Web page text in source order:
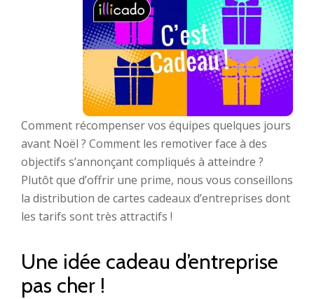
Comment récompenser vos équipes quelques jours
avant Noël ? Comment les remotiver face à des
objectifs s’annonçant compliqués à atteindre ?
Plutôt que d’offrir une prime, nous vous conseillons
la distribution de cartes cadeaux d’entreprises dont
les tarifs sont très attractifs !
Une idée cadeau d’entreprise
pas cher !